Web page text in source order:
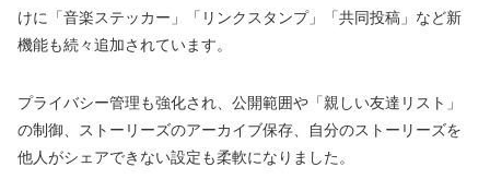
けに「音楽ステッカー」「リンクスタンプ」「共同投稿」など新
機能も続々追加されています。
プライバシー管理も強化され、公開範囲や「親しい友達リスト」
の制御、ストーリーズのアーカイブ保存、自分のストーリーズを
他人がシェアできない設定も柔軟になりました。